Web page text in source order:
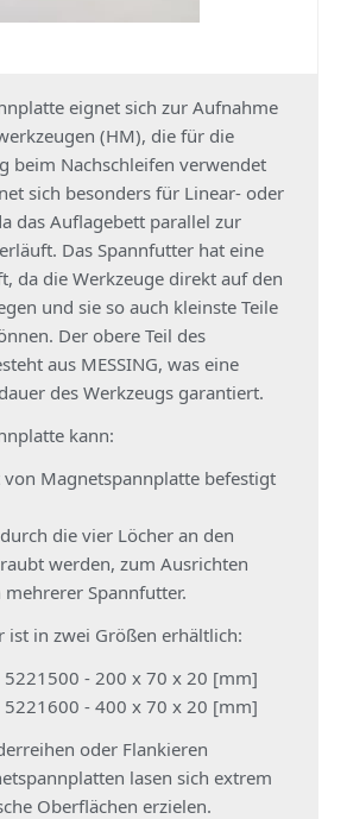
eignet sich zur Aufnahme
(HM), die für die
beim Nachschleifen verwendet
sich besonders für Linear- oder
das Auflagebett parallel zur
Das Spannfutter hat eine
da die Werkzeuge direkt auf den
und sie so auch kleinste Teile
Der obere Teil des
aus MESSING, was eine
des Werkzeugs garantiert.
kann:
Magnetspannplatte befestigt
die vier Löcher an den
werden, zum Ausrichten
Spannfutter.
ist in zwei Größen erhältlich:
5221500 - 200 x 70 x 20 [mm]
5221600 - 400 x 70 x 20 [mm]
oder Flankieren
lasen sich extrem
Oberflächen erzielen.